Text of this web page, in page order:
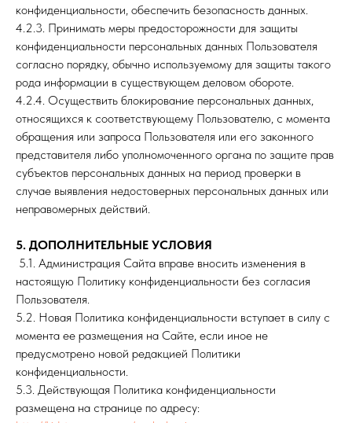
конфиденциальности, обеспечить безопасность данных.
4.2.3. Принимать меры предосторожности для защиты
конфиденциальности персональных данных Пользователя
согласно порядку, обычно используемому для защиты такого
рода информации в существующем деловом обороте.
4.2.4. Осуществить блокирование персональных данных,
относящихся к соответствующему Пользователю, с момента
обращения или запроса Пользователя или его законного
представителя либо уполномоченного органа по защите прав
субъектов персональных данных на период проверки в
случае выявления недостоверных персональных данных или
неправомерных действий.
5. ДОПОЛНИТЕЛЬНЫЕ УСЛОВИЯ
5.1. Администрация Сайта вправе вносить изменения в
настоящую Политику конфиденциальности без согласия
Пользователя.
5.2. Новая Политика конфиденциальности вступает в силу с
момента ее размещения на Сайте, если иное не
предусмотрено новой редакцией Политики
конфиденциальности.
5.3. Действующая Политика конфиденциальности
размещена на странице по адресу: